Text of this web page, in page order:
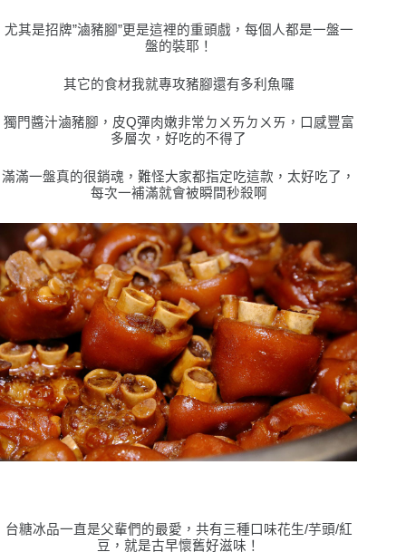
尤其是招牌”滷豬腳”更是這裡的重頭戲，每個人都是一盤一
盤的裝耶！
其它的食材我就專攻豬腳還有多利魚囉
獨門醬汁滷豬腳，皮Q彈肉嫩非常ㄉㄨㄞㄉㄨㄞ，口感豐富
多層次，好吃的不得了
滿滿一盤真的很銷魂，難怪大家都指定吃這款，太好吃了，
每次一補滿就會被瞬間秒殺啊
台糖冰品一直是父輩們的最愛，共有三種口味花生/芋頭/紅
豆，就是古早懷舊好滋味！